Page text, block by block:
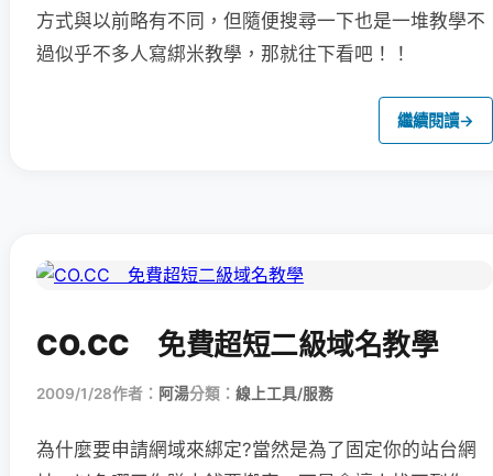
方式與以前略有不同，但隨便搜尋一下也是一堆教學不
過似乎不多人寫綁米教學，那就往下看吧！！
繼續閱讀→
CO.CC 免費超短二級域名教學
2009/1/28作者： 阿湯分類： 線上工具/服務
為什麼要申請網域來綁定?當然是為了固定你的站台網